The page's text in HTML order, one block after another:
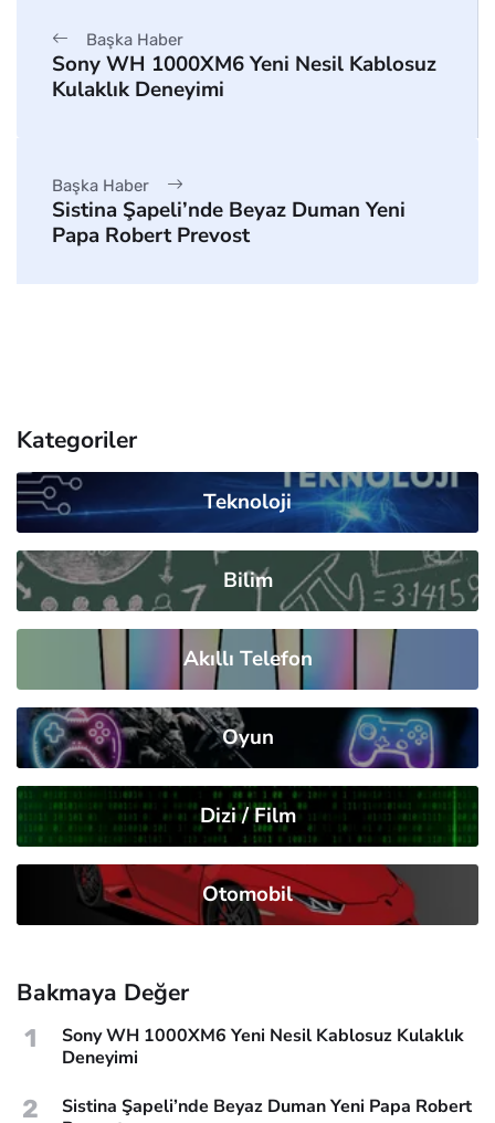
Başka Haber
Sony WH 1000XM6 Yeni Nesil Kablosuz
Kulaklık Deneyimi
Başka Haber
Sistina Şapeli’nde Beyaz Duman Yeni
Papa Robert Prevost
Kategoriler
Teknoloji
Bilim
Akıllı Telefon
Oyun
Dizi / Film
Otomobil
Bakmaya Değer
1
Sony WH 1000XM6 Yeni Nesil Kablosuz Kulaklık
Deneyimi
2
Sistina Şapeli’nde Beyaz Duman Yeni Papa Robert